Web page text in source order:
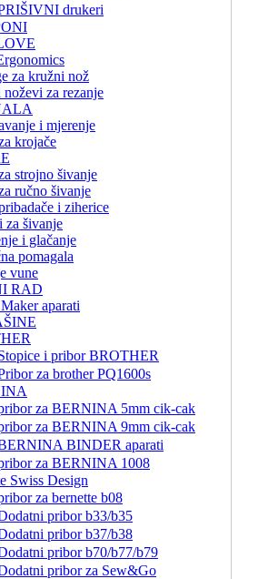
drukeri
za kružni nož
za rezanje
i mjerenje
krojače
strojno šivanje
ručno šivanje
i ziherice
za šivanje
i glačanje
pomagala
vune
RAD
aparati
i pribor BROTHER
za brother PQ1600s
za BERNINA 5mm cik-cak
za BERNINA 9mm cik-cak
BINDER aparati
za BERNINA 1008
Swiss Design
za bernette b08
pribor b33/b35
pribor b37/b38
pribor b70/b77/b79
pribor za Sew&Go